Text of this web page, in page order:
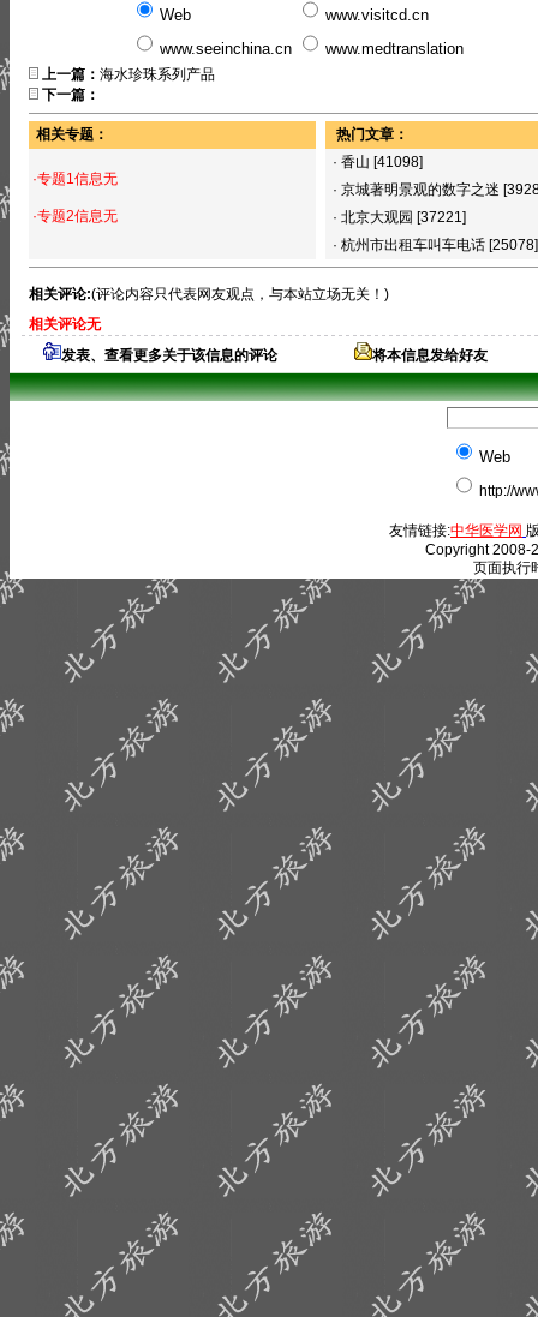
Web
www.visitcd.cn
www.seeinchina.cn
www.medtranslation
上一篇： 海水珍珠系列产品
下一篇：
相关专题：
·专题1信息无
·专题2信息无
热门文章：
· 香山 [41098]
· 京城著明景观的数字之迷
· 北京大观园 [37221]
· 杭州市出租车叫车电话 [25078]
相关评论:(评论内容只代表网友观点，与本站立场无关！)
相关评论无
发表、查看更多关于该信息的评论
将本信息发给好友
Web
http://
友情链接:中华医学网
Copyright 2008-
页面执行